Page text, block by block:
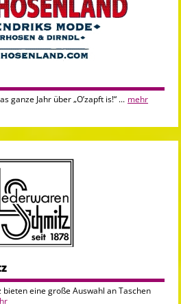
ganze Jahr über „O’zapft is!“ ... mehr
eine große Auswahl an Taschen